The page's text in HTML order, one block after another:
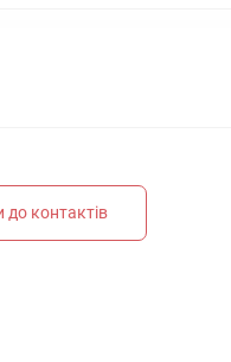
до контактів